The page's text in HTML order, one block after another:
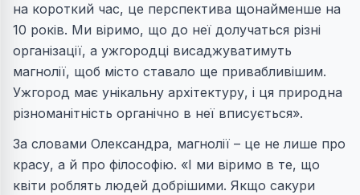
на короткий час, це перспектива щонайменше на
10 років. Ми віримо, що до неї долучаться різні
організації, а ужгородці висаджуватимуть
магнолії, щоб місто ставало ще привабливішим.
Ужгород має унікальну архітектуру, і ця природна
різноманітність органічно в неї вписується».
За словами Олександра, магнолії – це не лише про
красу, а й про філософію. «І ми віримо в те, що
квіти роблять людей добрішими. Якщо сакури